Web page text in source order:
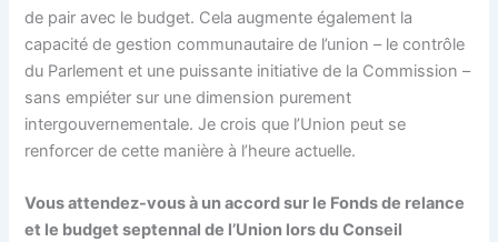
de pair avec le budget. Cela augmente également la
capacité de gestion communautaire de l’union – le contrôle
du Parlement et une puissante initiative de la Commission –
sans empiéter sur une dimension purement
intergouvernementale. Je crois que l’Union peut se
renforcer de cette manière à l’heure actuelle.
Vous attendez-vous à un accord sur le Fonds de relance
et le budget septennal de l’Union lors du Conseil